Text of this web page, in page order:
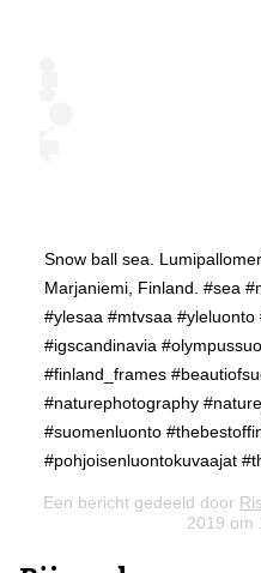
Snow ball sea.
Marjaniemi, Finland. #sea
#ylesaa #mtvsaa
#igscandinavia
#finland_frames
#naturephotography
#suomenluonto
#pohjoisenluontokuvaajat
Een bericht gedeeld door
2019 om